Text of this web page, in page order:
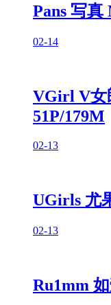
Pans 写真
02-14
VGirl V女
51P/179M
02-13
UGirls 尤
02-13
Ru1mm